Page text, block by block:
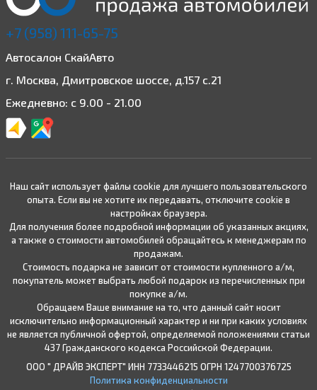
+7 (958) 111-65-75
Автосалон СкайАвто
г. Москва, Дмитровское шоссе, д.157 с.21
Ежедневно: с 9.00 - 21.00
Наш сайт использует файлы cookie для лучшего пользовательского
опыта. Если вы не хотите их передавать, отключите cookie в
настройках браузера.
Для получения более подробной информации об указанных акциях,
а также о стоимости автомобилей обращайтесь к менеджерам по
продажам.
Стоимость подарка не зависит от стоимости купленного а/м,
покупатель может выбрать любой подарок из перечисленных при
покупке а/м.
Обращаем Ваше внимание на то, что данный сайт носит
исключительно информационный характер и ни при каких условиях
не является публичной офертой, определяемой положениями статьи
437 Гражданского кодекса Российской Федерации.
ООО " ДРАЙВ ЭКСПЕРТ" ИНН 7733446215 ОГРН 1247700376725
Политика конфиденциальности